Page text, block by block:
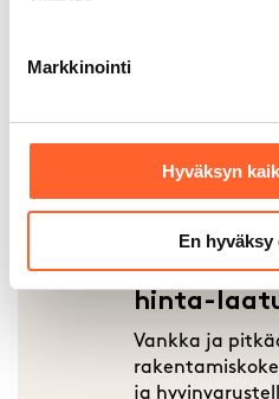
Markkinointi
Hyväksyn
En hyväksy
Jo tuhannet
toimitilakseen.
monenlaisia
hinta-
Vankka ja
ja